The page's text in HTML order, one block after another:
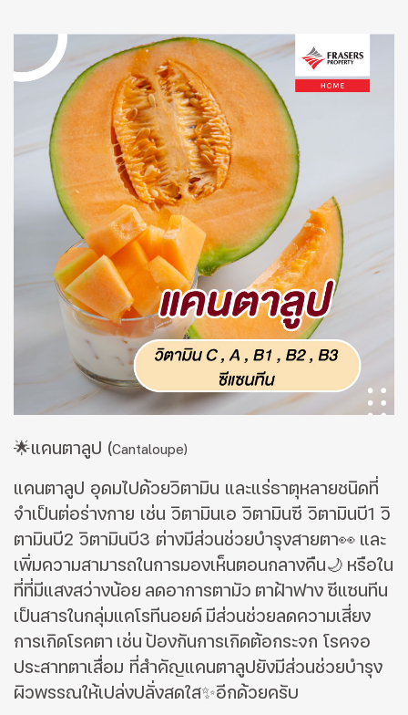
🌟แคนตาลูป (Cantaloupe)
แคนตาลูป อุดมไปด้วยวิตามิน และแร่ธาตุหลายชนิดที่
จำเป็นต่อร่างกาย เช่น วิตามินเอ วิตามินซี วิตามินบี1 วิ
ตามินบี2 วิตามินบี3 ต่างมีส่วนช่วยบำรุงสายตา👀 และ
เพิ่มความสามารถในการมองเห็นตอนกลางคืน🌙 หรือใน
ที่ที่มีแสงสว่างน้อย ลดอาการตามัว ตาฝ้าฟาง ซีแซนทีน
เป็นสารในกลุ่มแคโรทีนอยด์ มีส่วนช่วยลดความเสี่ยง
การเกิดโรคตา เช่น ป้องกันการเกิดต้อกระจก โรคจอ
ประสาทตาเสื่อม ที่สำคัญแคนตาลูปยังมีส่วนช่วยบำรุง
ผิวพรรณให้เปล่งปลั่งสดใส✨อีกด้วยครับ